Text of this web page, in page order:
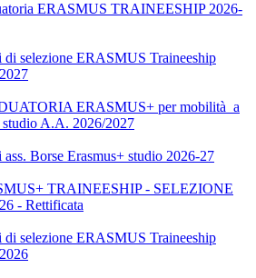
ERASMUS TRAINEESHIP 2026-
di selezione ERASMUS Traineeship
ERASMUS+ per mobilità a
A.A. 2026/2027
ass. Borse Erasmus+ studio 2026-27
TRAINEESHIP - SELEZIONE
- Rettificata
di selezione ERASMUS Traineeship